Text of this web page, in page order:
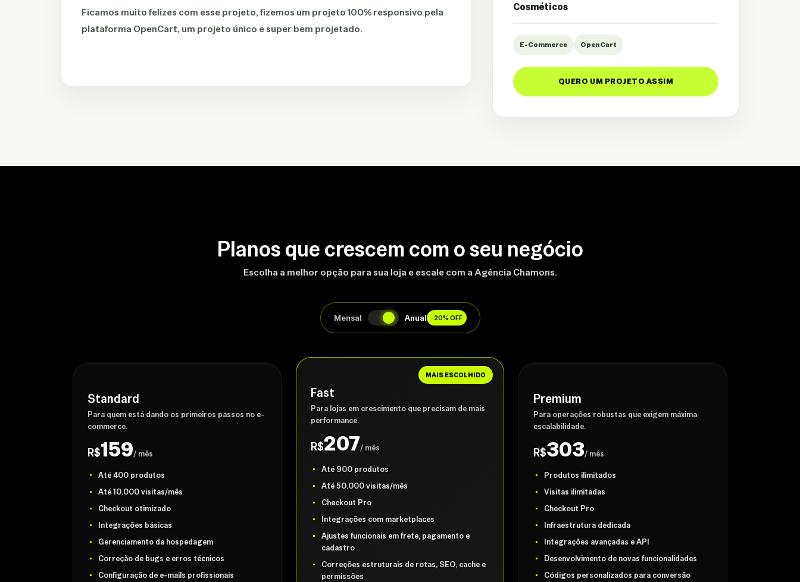
Ficamos muito felizes com esse projeto, fizemos um projeto 100% responsivo pela
plataforma OpenCart, um projeto único e super bem projetado.
Cosméticos
E-Commerce OpenCart
QUERO UM PROJETO ASSIM
Planos que crescem com o seu negócio
Escolha a melhor opção para sua loja e escale com a Agência Chamons.
Mensal Anual -20% OFF
Standard
Para quem está dando os primeiros passos no e-
commerce.
R$159/ mês
Até 400 produtos
Até 10.000 visitas/mês
Checkout otimizado
Integrações básicas
Gerenciamento da hospedagem
Correção de bugs e erros técnicos
Configuração de e-mails profissionais
MAIS ESCOLHIDO
Fast
Para lojas em crescimento que precisam de mais
performance.
R$207/ mês
Até 900 produtos
Até 50.000 visitas/mês
Checkout Pro
Integrações com marketplaces
Ajustes funcionais em frete, pagamento e
cadastro
Correções estruturais de rotas, SEO, cache e
permissões
Premium
Para operações robustas que exigem máxima
escalabilidade.
R$303/ mês
Produtos ilimitados
Visitas ilimitadas
Checkout Pro
Infraestrutura dedicada
Integrações avançadas e API
Desenvolvimento de novas funcionalidades
Códigos personalizados para conversão